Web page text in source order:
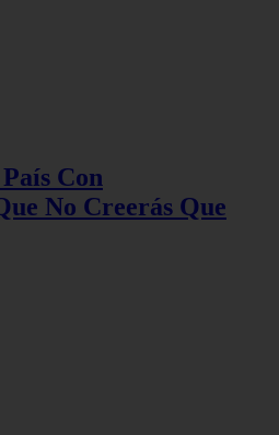
Con
No Creerás Que